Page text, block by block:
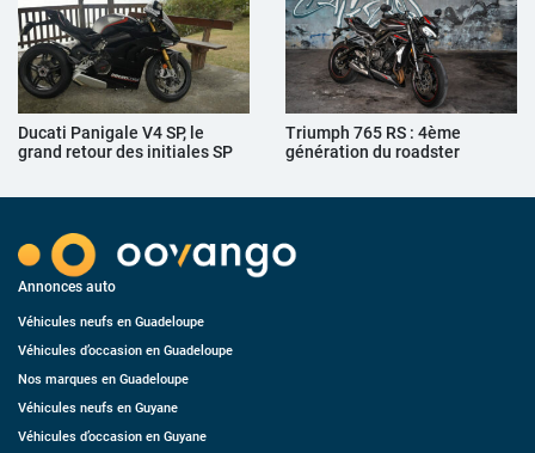
Ducati Panigale V4 SP, le
grand retour des initiales SP
Triumph 765 RS : 4ème
génération du roadster
Annonces auto
Véhicules neufs en Guadeloupe
Véhicules d’occasion en Guadeloupe
Nos marques en Guadeloupe
Véhicules neufs en Guyane
Véhicules d’occasion en Guyane